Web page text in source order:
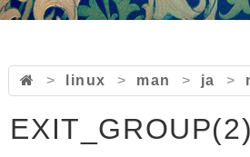
> linux > man > ja >
EXIT_GROUP(2)